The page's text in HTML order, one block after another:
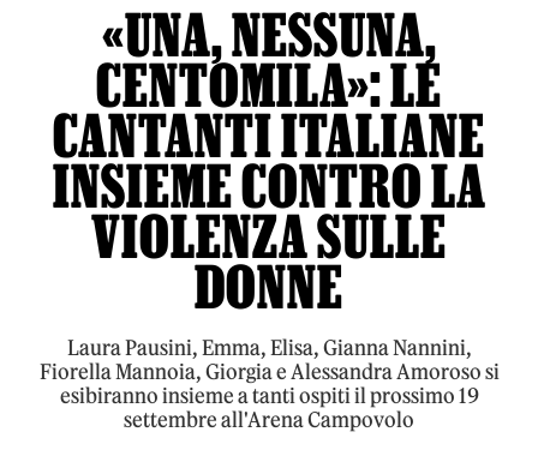
«UNA, NESSUNA,
CENTOMILA»: LE
CANTANTI ITALIANE
INSIEME CONTRO LA
VIOLENZA SULLE
DONNE
Laura Pausini, Emma, Elisa, Gianna Nannini,
Fiorella Mannoia, Giorgia e Alessandra Amoroso si
esibiranno insieme a tanti ospiti il prossimo 19
settembre all'Arena Campovolo